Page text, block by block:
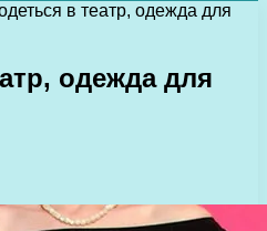
в театр, одежда для
одежда для